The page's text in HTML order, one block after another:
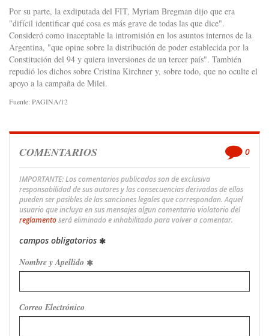
Por su parte, la exdiputada del FIT, Myriam Bregman dijo que era
"difícil identificar qué cosa es más grave de todas las que dice".
Consideró como inaceptable la intromisión en los asuntos internos de la
Argentina, "que opine sobre la distribución de poder establecida por la
Constitución del 94 y quiera inversiones de un tercer país". También
repudió los dichos sobre Cristina Kirchner y, sobre todo, que no oculte el
apoyo a la campaña de Milei.
Fuente: PAGINA/12
COMENTARIOS 0
IMPORTANTE: Los comentarios publicados son de exclusiva
responsabilidad de sus autores y las consecuencias derivadas de ellas
pueden ser pasibles de las sanciones legales que correspondan. Aquel
usuario que incluya en sus mensajes algun comentario violatorio del
reglamentoserá eliminado e inhabilitado para volver a comentar.
campos obligatorios
Nombre y Apellido
Correo Electrónico